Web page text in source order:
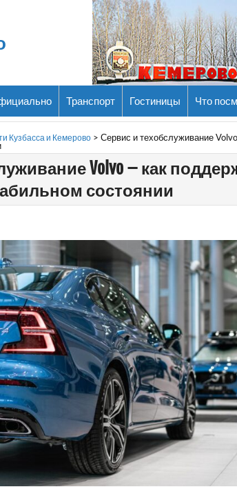
Транспорт Гостиницы Что
Кузбасса и Кемерово >Сервис и техобслуживание
Volvo – как
состоянии